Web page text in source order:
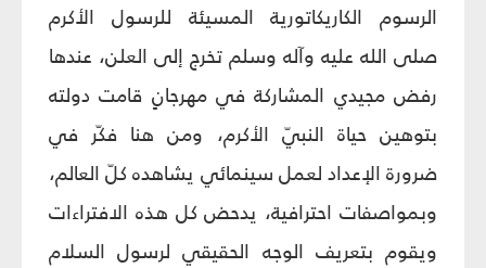
الرسوم الكاريكاتورية المسيئة للرسول الأكرم
صلى الله عليه وآله وسلم تخرج إلى العلن، عندها
رفض مجيدي المشاركة في مهرجانٍ قامت دولته
بتوهين حياة النبيّ الأكرم، ومن هنا فكّر في
ضرورة الإعداد لعمل سينمائي يشاهده كلّ العالم،
وبمواصفات احترافية، يدحض كل هذه الافتراءات
ويقوم بتعريف الوجه الحقيقي لرسول السلام